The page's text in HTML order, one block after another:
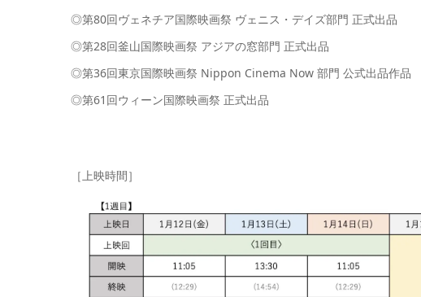
◎第80回ヴェネチア国際映画祭 ヴェニス・デイズ部門 正式出品
◎第28回釜山国際映画祭 アジアの窓部門 正式出品
◎第36回東京国際映画祭 Nippon Cinema Now 部門 公式出品作品
◎第61回ウィーン国際映画祭 正式出品
［上映時間］